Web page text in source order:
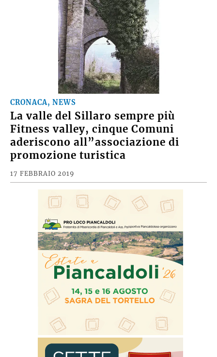
CRONACA, NEWS
La valle del Sillaro sempre più
Fitness valley, cinque Comuni
aderiscono all”associazione di
promozione turistica
17 FEBBRAIO 2019